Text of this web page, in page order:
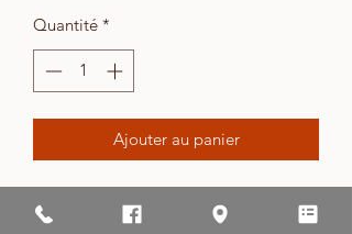
Quantité *
Ajouter au panier